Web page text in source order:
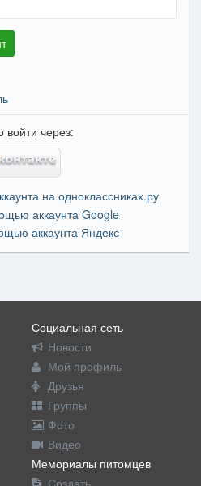
войти через:
Социальная сеть
Новости
Мой профиль
Друзья
Группы
Фото
Видео
Мемориалы питомцев